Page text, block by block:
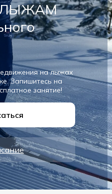
на лыжах
Запишитесь на
занятие!
ЛЫЖАМ